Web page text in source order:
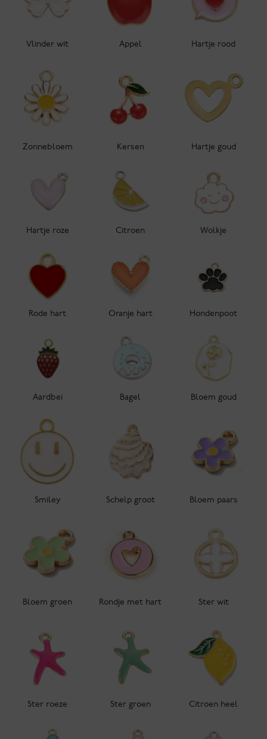
Vlinder wit Appel Hartje rood
Zonnebloem Kersen Hartje goud
Hartje roze Citroen Wolkje
Rode hart Oranje hart Hondenpoot
Aardbei Bagel Bloem goud
Smiley Schelp groot Bloem paars
Bloem groen Rondje met hart Ster wit
Ster roeze Ster groen Citroen heel